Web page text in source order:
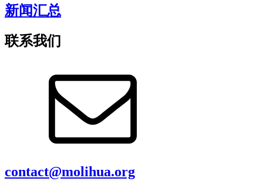
新闻汇总
联系我们
contact@molihua.org